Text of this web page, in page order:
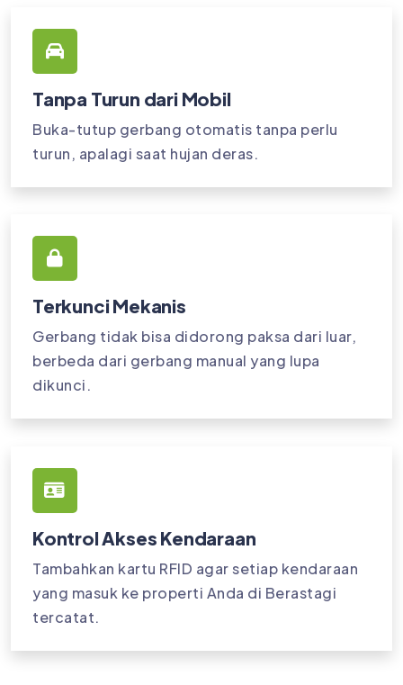
Tanpa Turun dari Mobil
Buka-tutup gerbang otomatis tanpa perlu
turun, apalagi saat hujan deras.
Terkunci Mekanis
Gerbang tidak bisa didorong paksa dari luar,
berbeda dari gerbang manual yang lupa
dikunci.
Kontrol Akses Kendaraan
Tambahkan kartu RFID agar setiap kendaraan
yang masuk ke properti Anda di Berastagi
tercatat.